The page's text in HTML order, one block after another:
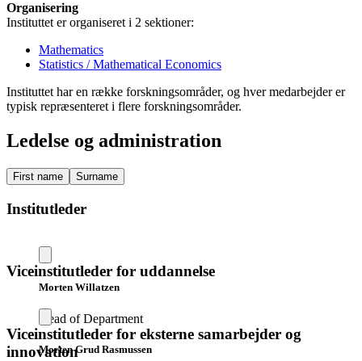
Organisering
Instituttet er organiseret i 2 sektioner:
Mathematics
Statistics / Mathematical Economics
Instituttet har en række forskningsområder, og hver medarbejder er
typisk repræsenteret i flere forskningsområder.
Ledelse og administration
First name Surname
Institutleder
Morten Willatzen
Head of Department
Viceinstitutleder for uddannelse
Morten Grud Rasmussen
Viceinstitutleder for eksterne samarbejder og
innovation